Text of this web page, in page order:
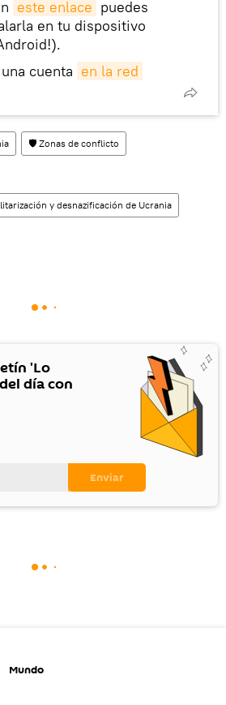
este enlace puedes
en tu dispositivo
cuenta en la red
🛡️ Zonas de conflicto
y desnazificación de Ucrania
'Lo
día con
Mundo